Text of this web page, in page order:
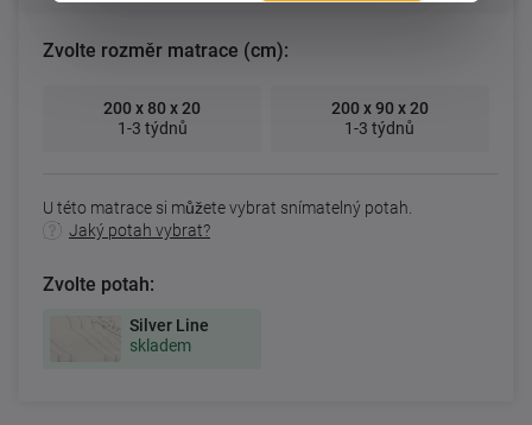
Zvolte rozměr matrace (cm):
200 x 80 x 20
1-3 týdnů
200 x 90 x 20
1-3 týdnů
U této matrace si můžete vybrat snímatelný potah.
Jaký potah vybrat?
Zvolte potah:
Silver Line
skladem